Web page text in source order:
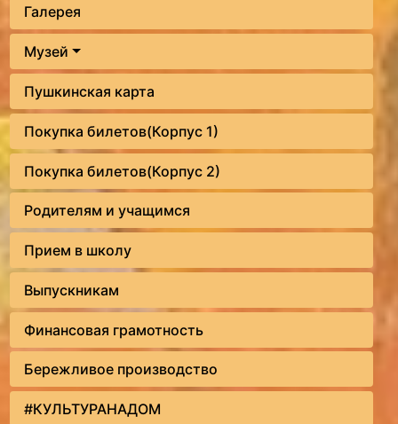
Галерея
Музей
Пушкинская карта
Покупка билетов(Корпус 1)
Покупка билетов(Корпус 2)
Родителям и учащимся
Прием в школу
Выпускникам
Финансовая грамотность
Бережливое производство
#КУЛЬТУРАНАДОМ